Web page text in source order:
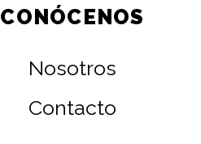
CONÓCENOS
Nosotros
Contacto